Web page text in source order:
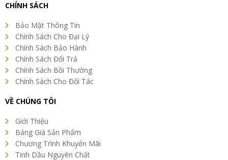
CHÍNH SÁCH
Bảo Mật Thông Tin
Chính Sách Cho Đại Lý
Chính Sách Bảo Hành
Chính Sách Đổi Trả
Chính Sách Bồi Thường
Chính Sách Cho Đối Tác
VỀ CHÚNG TÔI
Giới Thiệu
Bảng Giá Sản Phẩm
Chương Trình Khuyến Mãi
Tinh Dầu Nguyên Chất